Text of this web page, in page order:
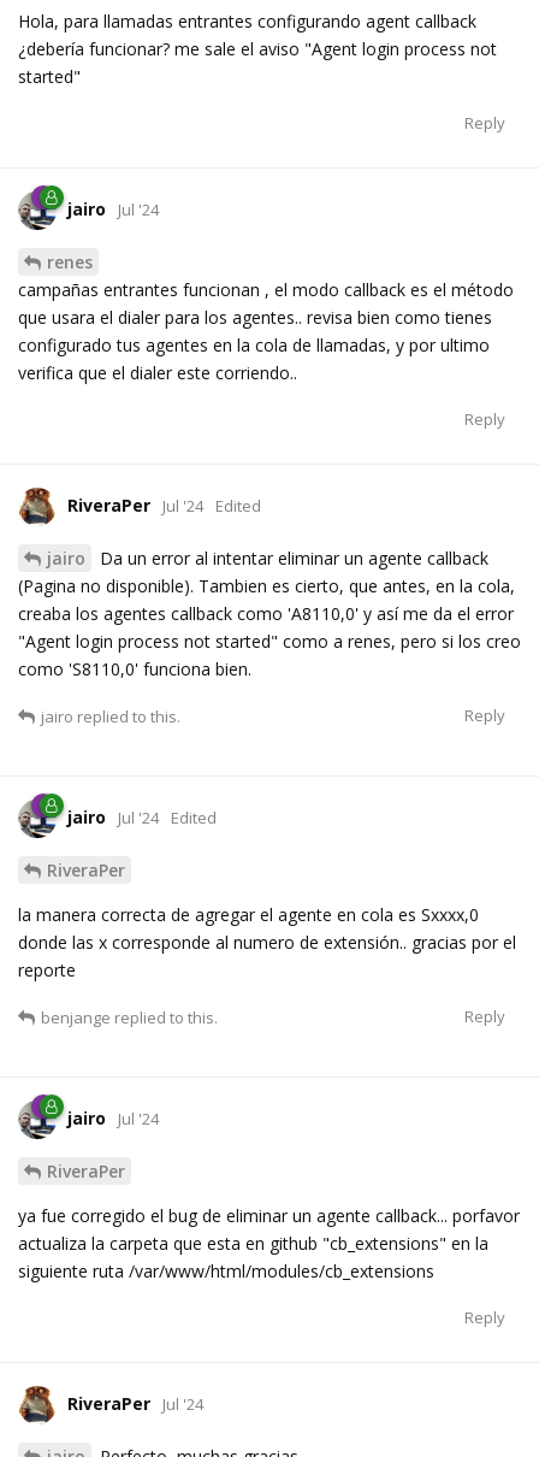
Hola, para llamadas entrantes configurando agent callback
¿debería funcionar? me sale el aviso "Agent login process not
started"
Reply
jairo Jul '24
renes
campañas entrantes funcionan , el modo callback es el método
que usara el dialer para los agentes.. revisa bien como tienes
configurado tus agentes en la cola de llamadas, y por ultimo
verifica que el dialer este corriendo..
Reply
RiveraPer Jul '24 Edited
jairo
Da un error al intentar eliminar un agente callback
(Pagina no disponible). Tambien es cierto, que antes, en la cola,
creaba los agentes callback como 'A8110,0' y así me da el error
"Agent login process not started" como a renes, pero si los creo
como 'S8110,0' funciona bien.
Reply
jairo replied to this.
jairo Jul '24 Edited
RiveraPer
la manera correcta de agregar el agente en cola es Sxxxx,0
donde las x corresponde al numero de extensión.. gracias por el
reporte
Reply
benjange replied to this.
jairo Jul '24
RiveraPer
ya fue corregido el bug de eliminar un agente callback... porfavor
actualiza la carpeta que esta en github "cb_extensions" en la
siguiente ruta /var/www/html/modules/cb_extensions
Reply
RiveraPer Jul '24